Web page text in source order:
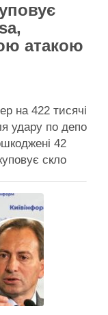
атакою
на 422 тисячі
удару по депо
42
скло
тендер на